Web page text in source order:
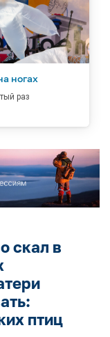
ногах
раз
скал в
птиц